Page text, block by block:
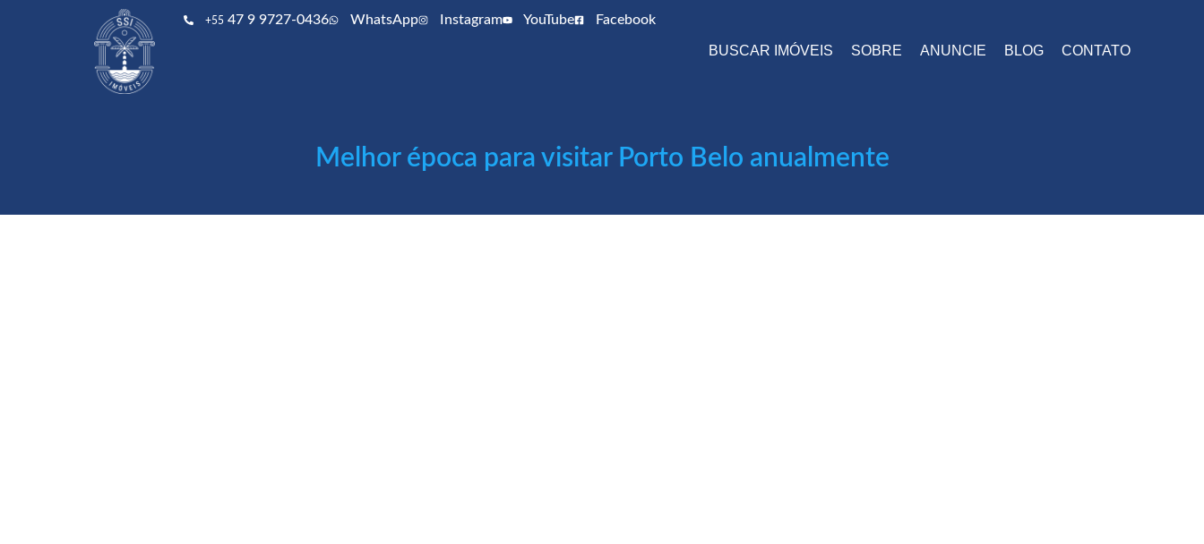
+55 47 9 9727-0436 WhatsApp Instagram YouTube Facebook
BUSCAR IMÓVEIS SOBRE ANUNCIE BLOG CONTATO
Melhor época para visitar Porto Belo anualmente